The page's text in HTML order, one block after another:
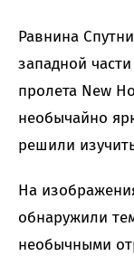
Равнина
западной
пролета New
необычайно
решили
На
обнаружили
необычными